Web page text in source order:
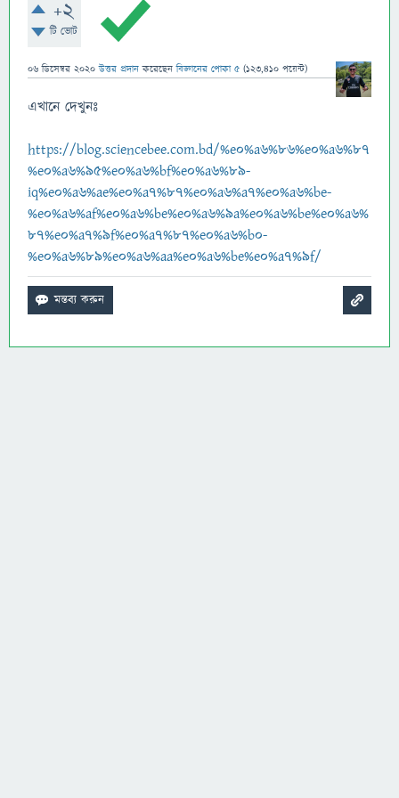
+2
টি ভোট
06 ডিসেম্বর 2020 উত্তর প্রদান করেছেনবিজ্ঞানের পোকা ৫ (123,410 পয়েন্ট)
এখানে দেখুনঃ
https://blog.sciencebee.com.bd/%e0%a6%86%e0%a6%87
%e0%a6%95%e0%a6%bf%e0%a6%89-
iq%e0%a6%ae%e0%a7%87%e0%a6%a7%e0%a6%be-
%e0%a6%af%e0%a6%be%e0%a6%9a%e0%a6%be%e0%a6%
87%e0%a7%9f%e0%a7%87%e0%a6%b0-
%e0%a6%89%e0%a6%aa%e0%a6%be%e0%a7%9f/